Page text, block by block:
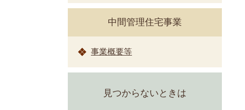
中間管理住宅事業
事業概要等
見つからないときは